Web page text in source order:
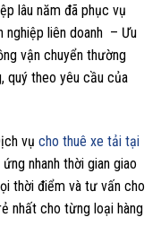
lâu năm đã phục vụ
nghiệp liên doanh – Ưu
vận chuyển thường
quý theo yêu cầu của
vụ cho thuê xe tải tại
nhanh thời gian giao
thời điểm và tư vấn cho
nhất cho từng loại hàng